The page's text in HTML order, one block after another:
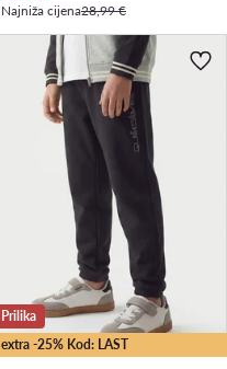
Najniža cijena28,99 €
extra -25% Kod: LAST
Prilika